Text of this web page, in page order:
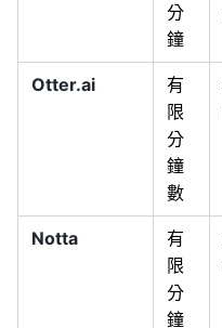
分
鐘
Otter.ai
有
限
分
鐘
數
Notta
有
限
分
鐘